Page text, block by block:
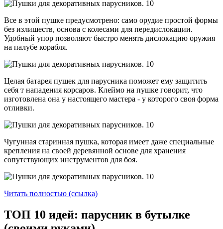
Все в этой пушке предусмотрено: само орудие простой формы
без излишеств, основа с колесами для передислокации.
Удобный упор позволяют быстро менять дислокацию оружия
на палубе корабля.
Целая батарея пушек для парусника поможет ему защитить
себя т нападения корсаров. Клеймо на пушке говорит, что
изготовлена она у настоящего мастера - у которого своя форма
отливки.
Чугунная старинная пушка, которая имеет даже специальные
крепления на своей деревянной основе для хранения
сопутствующих инструментов для боя.
Читать полностью (ссылка)
ТОП 10 идей: парусник в бутылке